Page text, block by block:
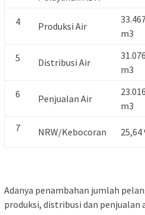
4 Produksi Air
m3
5 Distribusi Air
m3
6 Penjualan Air
m3
7
NRW/Kebocoran 25,64
Adanya penambahan jumlah
produksi, distribusi dan